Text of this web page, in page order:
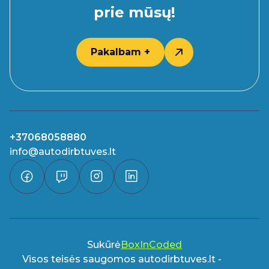
prie mūsų!
Pakalbam +
+37068058880
info@autodirbtuves.lt
SukūrėBoxInCoded
Visos teisės saugomos autodirbtuves.lt -